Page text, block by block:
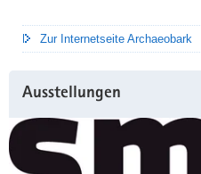
Zur Internetseite Archaeobark
Ausstellungen